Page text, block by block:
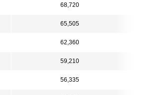
68,720
65,505
62,360
59,210
56,335